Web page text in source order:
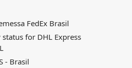
FedEx Brasil
for DHL Express
- Brasil